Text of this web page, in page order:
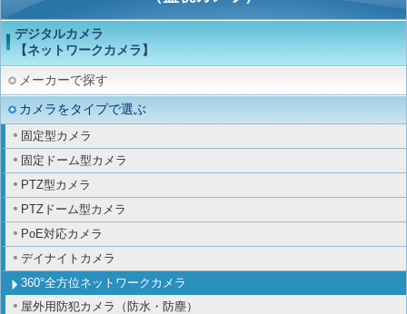
デジタルカメラ
【ネットワークカメラ】
メーカーで探す
カメラをタイプで選ぶ
固定型カメラ
固定ドーム型カメラ
PTZ型カメラ
PTZドーム型カメラ
PoE対応カメラ
デイナイトカメラ
360°全方位ネットワークカメラ
屋外用防犯カメラ（防水・防塵）